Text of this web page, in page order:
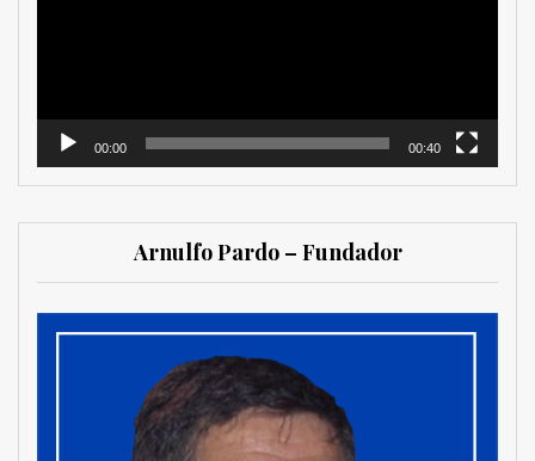
00:00 00:40
Arnulfo Pardo – Fundador